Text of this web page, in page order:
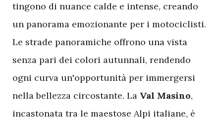
tingono di nuance calde e intense, creando
un panorama emozionante per i motociclisti.
Le strade panoramiche offrono una vista
senza pari dei colori autunnali, rendendo
ogni curva un'opportunità per immergersi
nella bellezza circostante. La Val Masino,
incastonata tra le maestose Alpi italiane, è